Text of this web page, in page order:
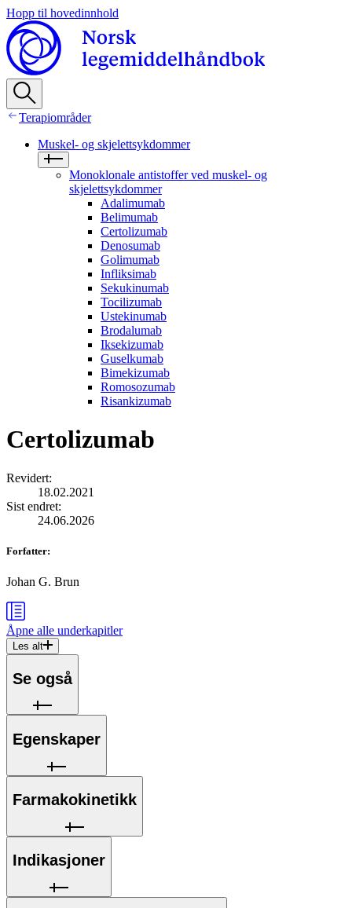
Hopp til hovedinnhold
Terapiområder
Muskel- og skjelettsykdommer
Monoklonale antistoffer ved muskel- og
skjelettsykdommer
Adalimumab
Belimumab
Certolizumab
Denosumab
Golimumab
Infliksimab
Sekukinumab
Tocilizumab
Ustekinumab
Brodalumab
Iksekizumab
Guselkumab
Bimekizumab
Romosozumab
Risankizumab
Certolizumab
Revidert:
18.02.2021
Sist endret:
24.06.2026
Forfatter:
Johan G. Brun
Åpne alle underkapitler
Les alt
Se også
Egenskaper
Farmakokinetikk
Indikasjoner